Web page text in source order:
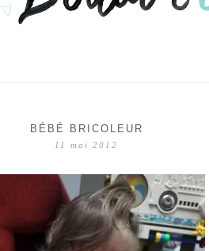
BÉBÉ BRICOLEUR
11 mai 2012